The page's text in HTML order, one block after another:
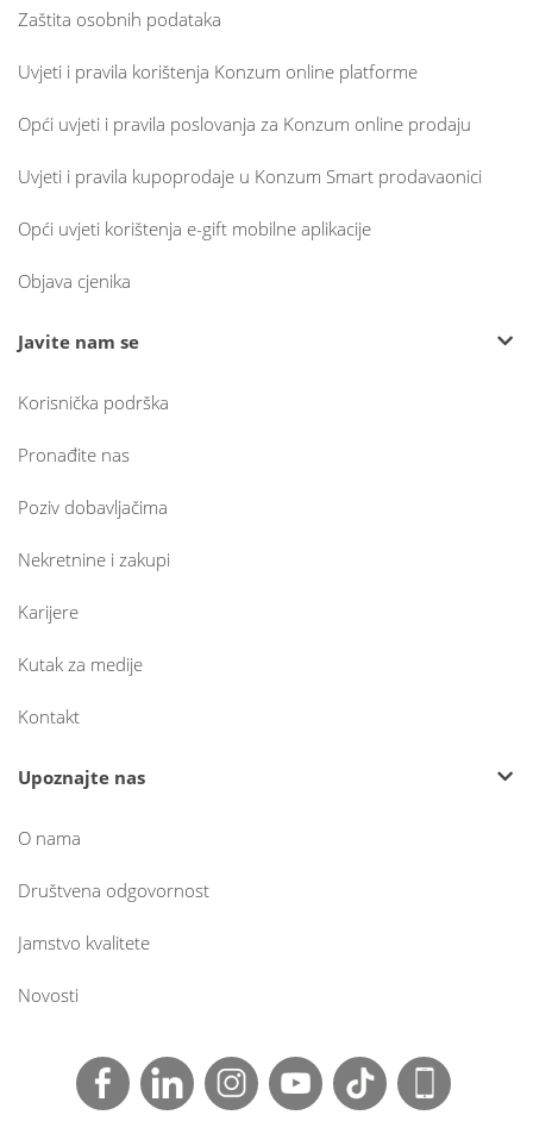
Zaštita osobnih podataka
Uvjeti i pravila korištenja Konzum online platforme
Opći uvjeti i pravila poslovanja za Konzum online prodaju
Uvjeti i pravila kupoprodaje u Konzum Smart prodavaonici
Opći uvjeti korištenja e-gift mobilne aplikacije
Objava cjenika
Javite nam se
Korisnička podrška
Pronađite nas
Poziv dobavljačima
Nekretnine i zakupi
Karijere
Kutak za medije
Kontakt
Upoznajte nas
O nama
Društvena odgovornost
Jamstvo kvalitete
Novosti